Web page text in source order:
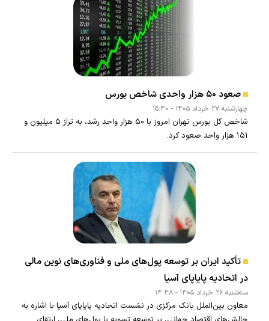
صعود ۵۰ هزار واحدی شاخص بورس
چهارشنبه ۲۷ خرداد ۱۴۰۵ - ۱۵:۴۰
شاخص کل بورس تهران امروز با ۵۰ هزار واحد رشد، به تراز ۵ میلیون و
۱۵۱ هزار واحد صعود کرد.
تأکید ایران بر توسعه پول‌های ملی و فناوری‌های نوین مالی
در اتحادیه پایاپای آسیا
سه‌شنبه ۲۶ خرداد ۱۴۰۵ - ۱۴:۴۸
معاون بین‌الملل بانک مرکزی در نشست اتحادیه پایاپای آسیا با اشاره به